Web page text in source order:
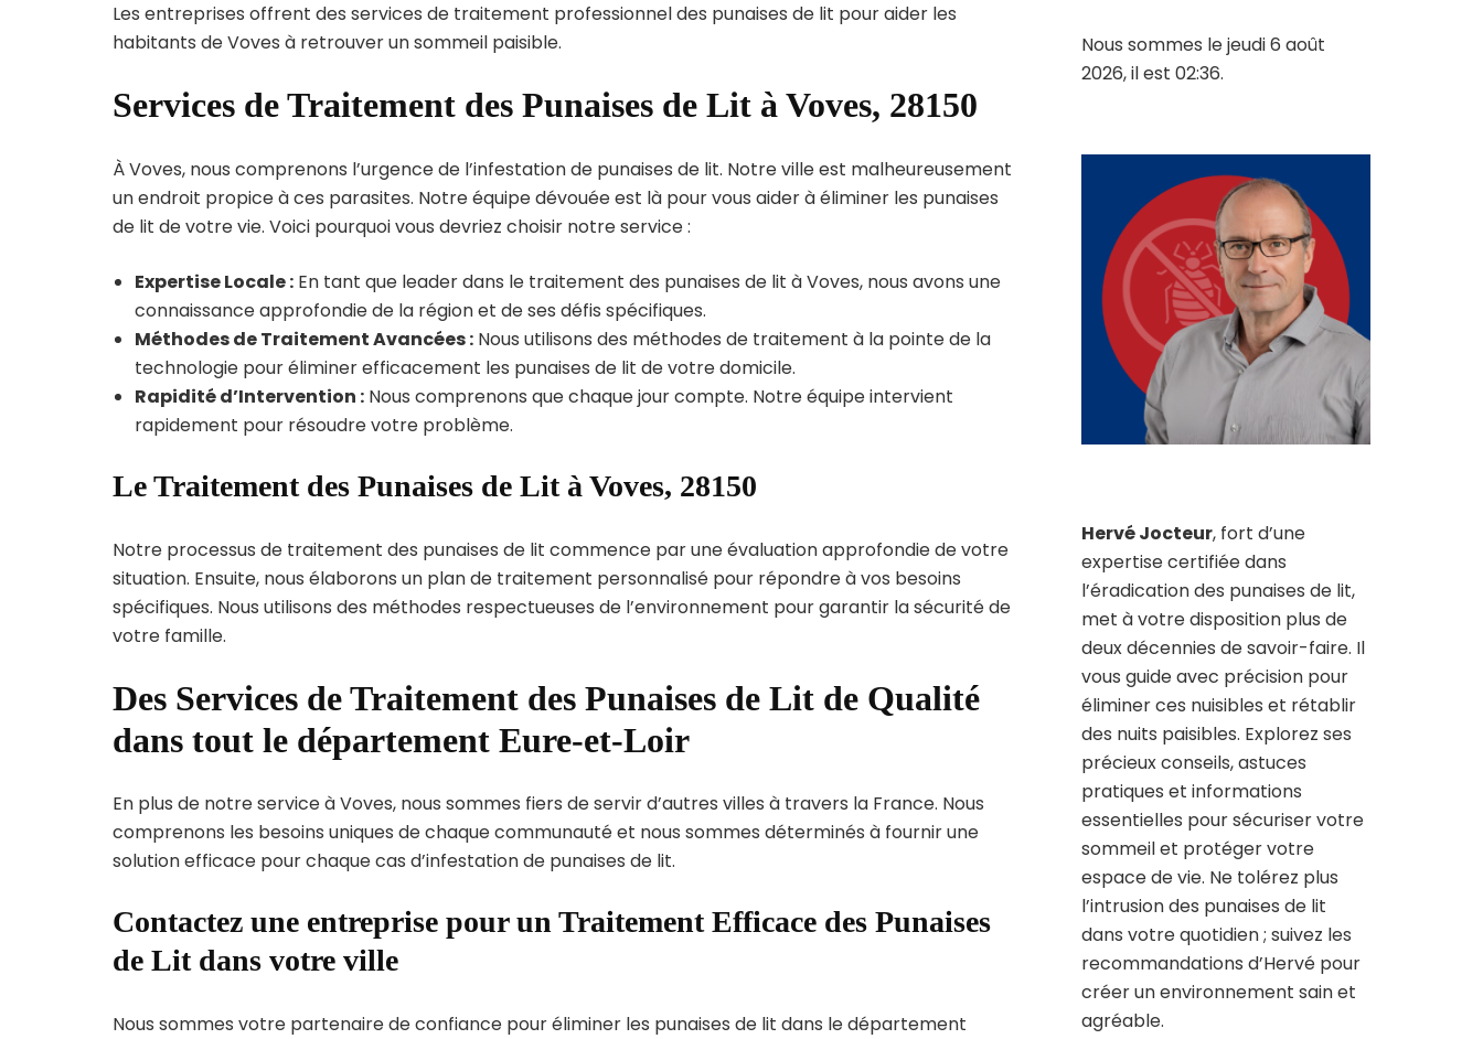
Les entreprises offrent des services de traitement professionnel des punaises de lit pour aider les
habitants de Voves à retrouver un sommeil paisible.
Services de Traitement des Punaises de Lit à Voves, 28150
À Voves, nous comprenons l’urgence de l’infestation de punaises de lit. Notre ville est malheureusement
un endroit propice à ces parasites. Notre équipe dévouée est là pour vous aider à éliminer les punaises
de lit de votre vie. Voici pourquoi vous devriez choisir notre service :
Expertise Locale : En tant que leader dans le traitement des punaises de lit à Voves, nous avons une
connaissance approfondie de la région et de ses défis spécifiques.
Méthodes de Traitement Avancées : Nous utilisons des méthodes de traitement à la pointe de la
technologie pour éliminer efficacement les punaises de lit de votre domicile.
Rapidité d’Intervention : Nous comprenons que chaque jour compte. Notre équipe intervient
rapidement pour résoudre votre problème.
Le Traitement des Punaises de Lit à Voves, 28150
Notre processus de traitement des punaises de lit commence par une évaluation approfondie de votre
situation. Ensuite, nous élaborons un plan de traitement personnalisé pour répondre à vos besoins
spécifiques. Nous utilisons des méthodes respectueuses de l’environnement pour garantir la sécurité de
votre famille.
Des Services de Traitement des Punaises de Lit de Qualité
dans tout le département Eure-et-Loir
En plus de notre service à Voves, nous sommes fiers de servir d’autres villes à travers la France. Nous
comprenons les besoins uniques de chaque communauté et nous sommes déterminés à fournir une
solution efficace pour chaque cas d’infestation de punaises de lit.
Contactez une entreprise pour un Traitement Efficace des Punaises
de Lit dans votre ville
Nous sommes votre partenaire de confiance pour éliminer les punaises de lit dans le département
Nous sommes le jeudi 6 août
2026, il est 02:36.
Hervé Jocteur, fort d’une
expertise certifiée dans
l’éradication des punaises de lit,
met à votre disposition plus de
deux décennies de savoir-faire. Il
vous guide avec précision pour
éliminer ces nuisibles et rétablir
des nuits paisibles. Explorez ses
précieux conseils, astuces
pratiques et informations
essentielles pour sécuriser votre
sommeil et protéger votre
espace de vie. Ne tolérez plus
l’intrusion des punaises de lit
dans votre quotidien ; suivez les
recommandations d’Hervé pour
créer un environnement sain et
agréable.